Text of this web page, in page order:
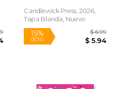
Candlewick Press, 2026,
Tapa Blanda, Nuevo